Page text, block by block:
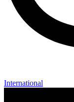
International